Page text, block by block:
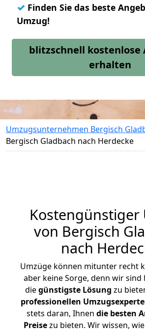
✓ Finden Sie das beste
Umzug!
blitzschnell kostenlose
erhalten
Umzugsunternehmen Bergisch
Bergisch Gladbach nach Herdecke
Kostengünstiger
von Bergisch
nach
Umzüge können mitunter recht
aber keine Sorge, denn wir sind
diegünstigste Lösung zu
professionellen
stets daran, Ihnen die besten
Preisezu bieten. Wir wissen,